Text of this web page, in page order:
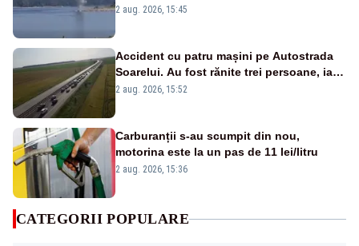
detonările luni – VIDEO
2 aug. 2026, 15:45
Accident cu patru mașini pe Autostrada
Soarelui. Au fost rănite trei persoane, iar
traficul se desfășoară cu dificultate
2 aug. 2026, 15:52
Carburanții s-au scumpit din nou,
motorina este la un pas de 11 lei/litru
2 aug. 2026, 15:36
CATEGORII POPULARE